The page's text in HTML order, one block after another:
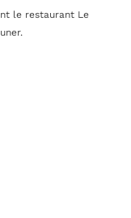
le restaurant Le